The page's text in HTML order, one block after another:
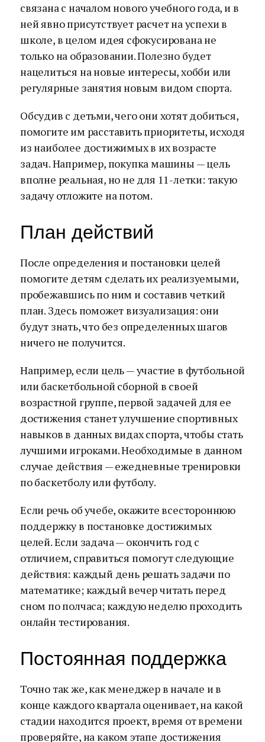
связана с началом нового учебного года, и в
ней явно присутствует расчет на успехи в
школе, в целом идея сфокусирована не
только на образовании. Полезно будет
нацелиться на новые интересы, хобби или
регулярные занятия новым видом спорта.
Обсудив с детьми, чего они хотят добиться,
помогите им расставить приоритеты, исходя
из наиболее достижимых в их возрасте
задач. Например, покупка машины — цель
вполне реальная, но не для 11-летки: такую
задачу отложите на потом.
План действий
После определения и постановки целей
помогите детям сделать их реализуемыми,
пробежавшись по ним и составив четкий
план. Здесь поможет визуализация: они
будут знать, что без определенных шагов
ничего не получится.
Например, если цель — участие в футбольной
или баскетбольной сборной в своей
возрастной группе, первой задачей для ее
достижения станет улучшение спортивных
навыков в данных видах спорта, чтобы стать
лучшими игроками. Необходимые в данном
случае действия — ежедневные тренировки
по баскетболу или футболу.
Если речь об учебе, окажите всестороннюю
поддержку в постановке достижимых
целей. Если задача — окончить год с
отличием, справиться помогут следующие
действия: каждый день решать задачи по
математике; каждый вечер читать перед
сном по полчаса; каждую неделю проходить
онлайн тестирования.
Постоянная поддержка
Точно так же, как менеджер в начале и в
конце каждого квартала оценивает, на какой
стадии находится проект, время от времени
проверяйте, на каком этапе достижения